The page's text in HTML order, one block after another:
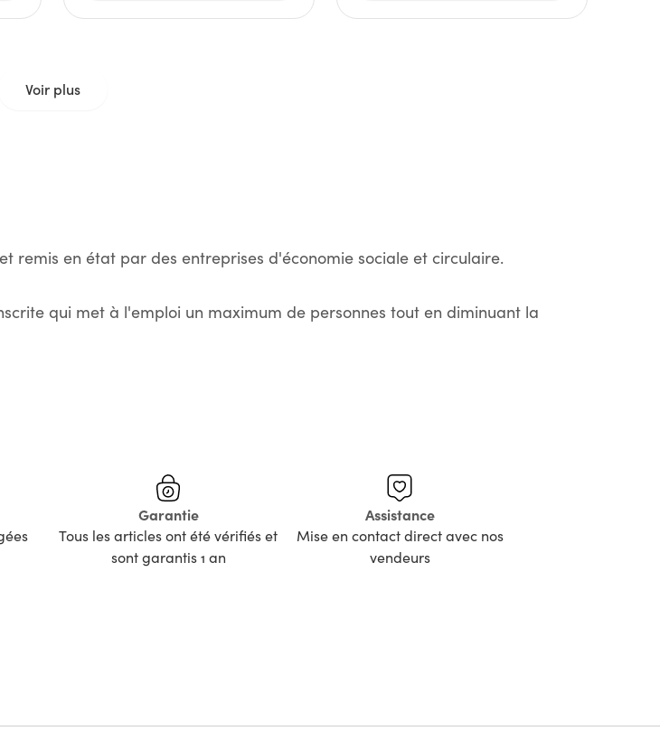
Voir plus
remis en état par des entreprises d'économie sociale et circulaire.
qui met à l'emploi un maximum de personnes tout en diminuant la
Garantie
Tous les articles ont été vérifiés et
sont garantis 1 an
Assistance
Mise en contact direct avec nos
vendeurs